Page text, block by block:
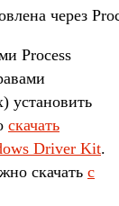
через
Process
установить
скачать
Driver Kit.
скачать с